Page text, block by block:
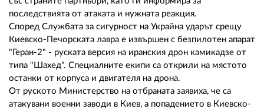
последствията от атаката и нужната реакция.
Според Службата за сигурност на Украйна ударът срещу
Киевско-Печорската лавра е извършен с безпилотен апарат
"Геран-2" - руската версия на иранския дрон камикадзе от
типа "Шахед". Специалните екипи са открили на мястото
останки от корпуса и двигателя на дрона.
От руското Министерство на отбраната заявиха, че са
атакувани военни заводи в Киев, а попадението в Киевско-